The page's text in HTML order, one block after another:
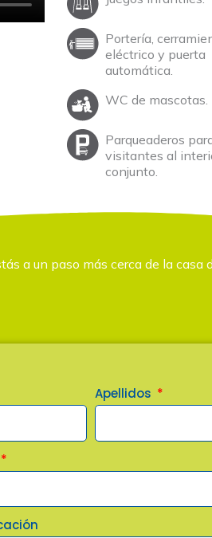
Portería,
eléctrico y puerta
automática.
WC de mascotas.
Parqueaderos
visitantes al
conjunto.
a un paso más cerca de la casa
Apellidos